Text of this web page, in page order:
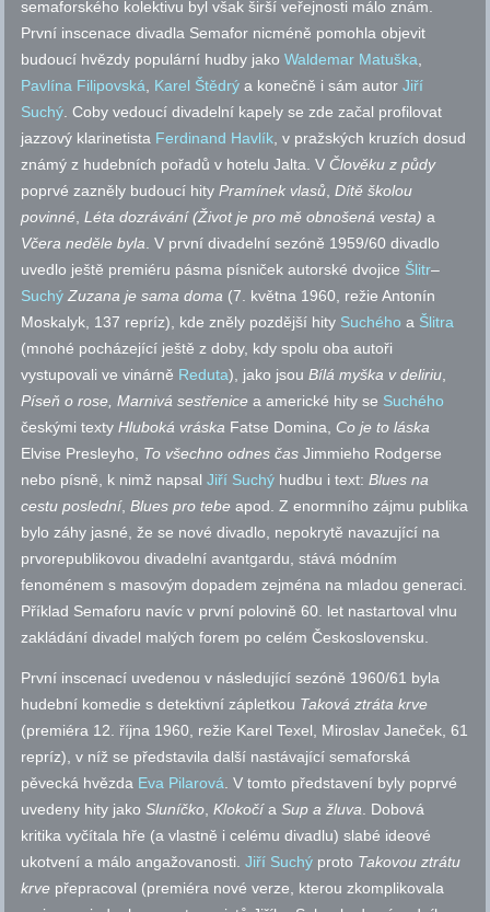
semaforského kolektivu byl však širší veřejnosti málo znám.
První inscenace divadla Semafor nicméně pomohla objevit
budoucí hvězdy populární hudby jakoWaldemar Matuška,
Pavlína Filipovská, Karel Štědrý a konečně i sám autorJiří
Suchý. Coby vedoucí divadelní kapely se zde začal profilovat
jazzový klarinetista Ferdinand Havlík, v pražských kruzích dosud
známý z hudebních pořadů v hotelu Jalta. V Člověku z půdy
poprvé zazněly budoucí hityPramínek vlasů,Dítě školou
povinné,Léta dozrávání (Život je pro mě obnošená vesta)a
Včera neděle byla. V první divadelní sezóně 1959/60 divadlo
uvedlo ještě premiéru pásma písniček autorské dvojice Šlitr–
Suchý Zuzana je sama doma (7. května 1960, režie Antonín
Moskalyk, 137 repríz), kde zněly pozdější hity Suchého a Šlitra
(mnohé pocházející ještě z doby, kdy spolu oba autoři
vystupovali ve vinárně Reduta), jako jsouBílá myška v deliriu,
Píseň o rose, Marnivá sestřenice a americké hity se Suchého
českými textyHluboká vráska Fatse Domina, Co je to láska
Elvise Presleyho, To všechno odnes časJimmieho Rodgerse
nebo písně, k nimž napsalJiří Suchý hudbu i text:Blues na
cestu poslední,Blues pro tebeapod. Z enormního zájmu publika
bylo záhy jasné, že se nové divadlo, nepokrytě navazující na
prvorepublikovou divadelní avantgardu, stává módním
fenoménem s masovým dopadem zejména na mladou generaci.
Příklad Semaforu navíc v první polovině 60. let nastartoval vlnu
zakládání divadel malých forem po celém Československu.
První inscenací uvedenou v následující sezóně 1960/61 byla
hudební komedie s detektivní zápletkou Taková ztráta krve
(premiéra 12. října 1960, režie Karel Texel, Miroslav Janeček, 61
repríz), v níž se představila další nastávající semaforská
pěvecká hvězda Eva Pilarová. V tomto představení byly poprvé
uvedeny hity jakoSluníčko,KlokočíaSup a žluva. Dobová
kritika vyčítala hře (a vlastně i celému divadlu) slabé ideové
ukotvení a málo angažovanosti.Jiří Suchý proto Takovou ztrátu
krve přepracoval (premiéra nové verze, kterou zkomplikovala